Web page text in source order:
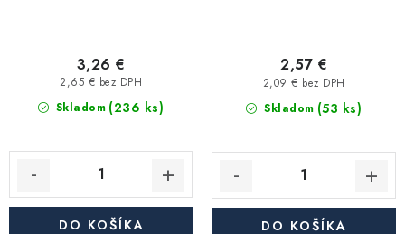
Skladom (236 ks)
2,65 € bez DPH
3,26 €
DO KOŠÍKA
Skladom (53 ks)
2,09 € bez DPH
2,57 €
DO KOŠÍKA